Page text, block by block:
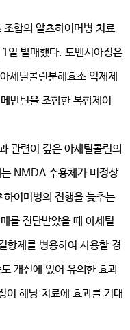
합의 알츠하이머병 치료
일 발매했다. 도멘시아정은
세틸콜린분해효소 억제제
만틴을 조합한 복합제이
관련이 깊은 아세틸콜린의
NMDA 수용체가 비정상
이머병의 진행을 늦추는
를 진단받았을 때 아세틸
항제를 병용하여 사용할 경
개선에 있어 유의한 효과
이 해당 치료에 효과를 기대